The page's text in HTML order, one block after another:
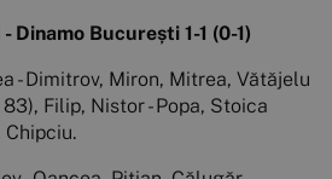
Dinamo București 1-1 (0-1)
- Dimitrov, Miron, Mitrea, Vătăjelu
Filip, Nistor - Popa, Stoica
Chipciu.